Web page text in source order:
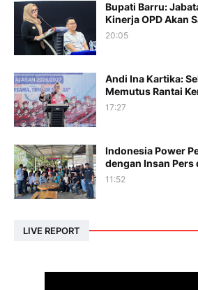
Bupati Barru:
Kinerja OPD Akan
20:05
Andi Ina Kartika:
Memutus Rantai
17:27
Indonesia Power
dengan Insan Pers
11:52
LIVE REPORT